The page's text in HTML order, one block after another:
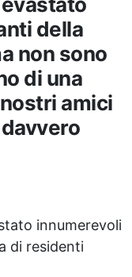
della
non sono
di una
amici
innumerevoli
di residenti